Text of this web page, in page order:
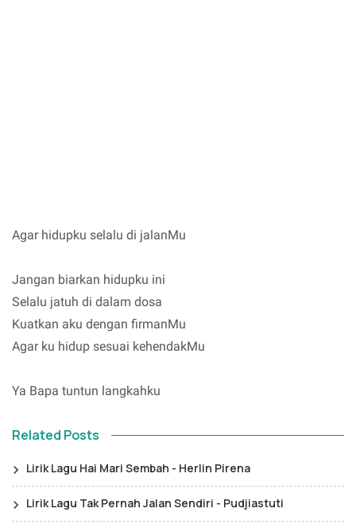
Agar hidupku selalu di jalanMu
Jangan biarkan hidupku ini
Selalu jatuh di dalam dosa
Kuatkan aku dengan firmanMu
Agar ku hidup sesuai kehendakMu
Ya Bapa tuntun langkahku
Related Posts
Lirik Lagu Hai Mari Sembah - Herlin Pirena
Lirik Lagu Tak Pernah Jalan Sendiri - Pudjiastuti